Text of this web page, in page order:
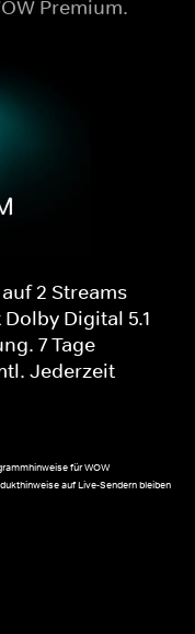
Premium.
2 Streams
Digital 5.1
7 Tage
Jederzeit
für WOW
auf Live-Sendern bleiben